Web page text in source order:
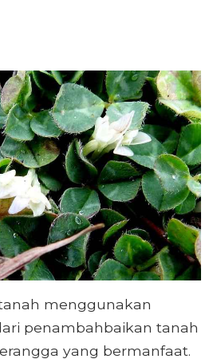
menggunakan
penambahbaikan tanah
yang bermanfaat.